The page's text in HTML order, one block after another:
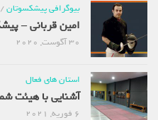
بیوگرافی پیشکسوتان/
امین قربانی –
استان های فعال
آشنایی با هیئت